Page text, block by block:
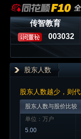
传智教育
003032
股东人数
股东人数越少，则
股东人数与股价比较
单位：万户
5.00